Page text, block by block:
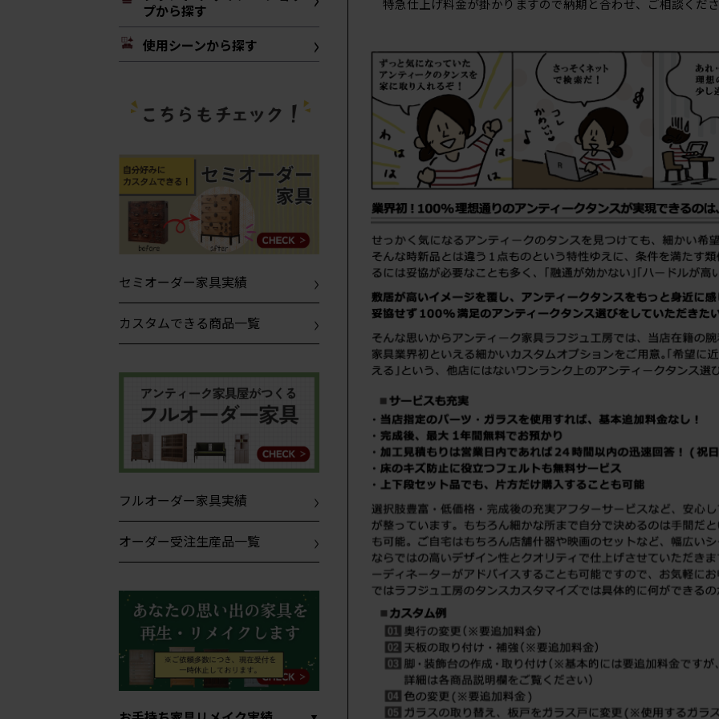
プから探す
使用シーンから探す
セミオーダー家具実績
カスタムできる商品一覧
フルオーダー家具実績
オーダー受注生産品一覧
特急仕上げ料金が掛かりますので納期と合わせ、ご相談くだ